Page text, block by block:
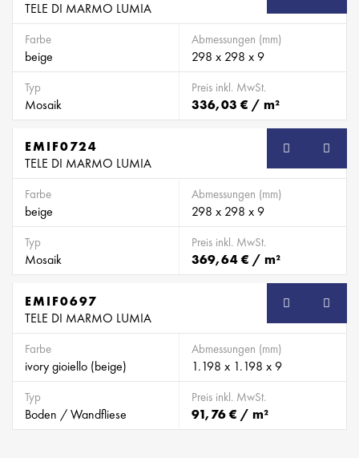
TELE DI MARMO LUMIA
Farbe
beige
Abmessungen (mm)
298 x 298 x 9
Typ
Mosaik
Preis inkl. MwSt.
336,03 € / m²
SB
EMIF0724
TELE DI MARMO LUMIA
Farbe
beige
Abmessungen (mm)
298 x 298 x 9
Typ
Mosaik
Preis inkl. MwSt.
369,64 € / m²
SB
EMIF0697
TELE DI MARMO LUMIA
Farbe
ivory gioiello (beige)
Abmessungen (mm)
1.198 x 1.198 x 9
Typ
Boden / Wandfliese
Preis inkl. MwSt.
91,76 € / m²